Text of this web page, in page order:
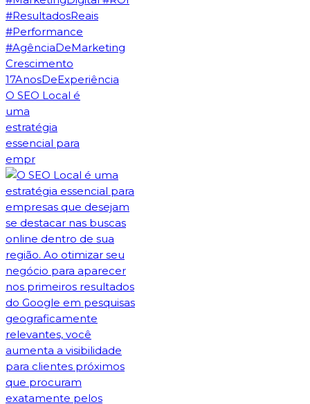
O SEO Local é
uma
estratégia
essencial para
empr